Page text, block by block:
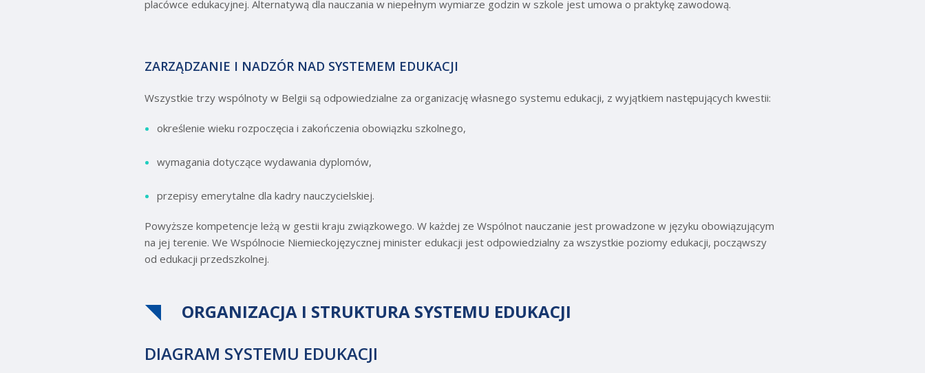
placówce edukacyjnej. Alternatywą dla nauczania w niepełnym wymiarze godzin w szkole jest umowa o praktykę zawodową.
ZARZĄDZANIE I NADZÓR NAD SYSTEMEM EDUKACJI
Wszystkie trzy wspólnoty w Belgii są odpowiedzialne za organizację własnego systemu edukacji, z wyjątkiem następujących kwestii:
określenie wieku rozpoczęcia i zakończenia obowiązku szkolnego,
wymagania dotyczące wydawania dyplomów,
przepisy emerytalne dla kadry nauczycielskiej.
Powyższe kompetencje leżą w gestii kraju związkowego. W każdej ze Wspólnot nauczanie jest prowadzone w języku obowiązującym
na jej terenie. We Wspólnocie Niemieckojęzycznej minister edukacji jest odpowiedzialny za wszystkie poziomy edukacji, począwszy
od edukacji przedszkolnej.
ORGANIZACJA I STRUKTURA SYSTEMU EDUKACJI
DIAGRAM SYSTEMU EDUKACJI